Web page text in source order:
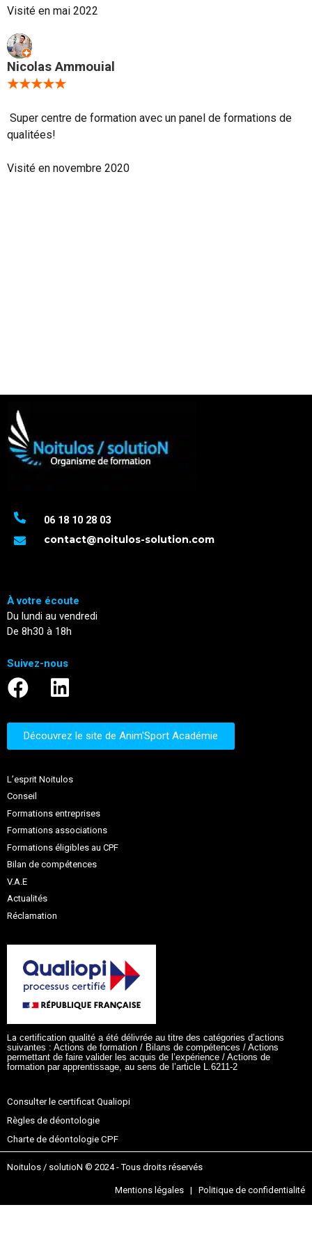
Visité en mai 2022
Nicolas Ammouial
★★★★★
Super centre de formation avec un panel de formations de
qualitées!
Visité en novembre 2020
06 18 10 28 03
contact@noitulos-solution.com
À votre écoute
Du lundi au vendredi
De 8h30 à 18h
Suivez-nous
Découvrez le site de Anim'Sport Académie
L’esprit Noitulos
Conseil
Formations entreprises
Formations associations
Formations éligibles au CPF
Bilan de compétences
V.A.E
Actualités
Réclamation
La certification qualité a été délivrée au titre des catégories d’actions
suivantes : Actions de formation / Bilans de compétences / Actions
permettant de faire valider les acquis de l’expérience / Actions de
formation par apprentissage, au sens de l’article L.6211-2
Consulter le certificat Qualiopi
Règles de déontologie
Charte de déontologie CPF
Noitulos / solutioN © 2024 - Tous droits réservés
Mentions légales | Politique de confidentialité